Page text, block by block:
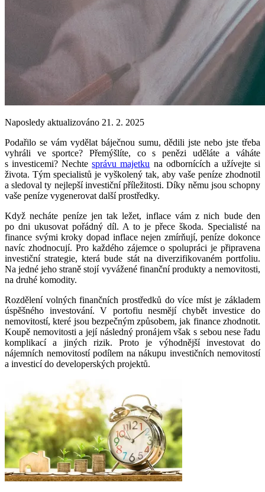
Naposledy aktualizováno 21. 2. 2025
Podařilo se vám vydělat báječnou sumu, dědili jste nebo jste třeba
vyhráli ve sportce? Přemýšlíte, co s penězi uděláte a váháte
s investicemi? Nechtesprávu majetku na odbornících a užívejte si
života. Tým specialistů je vyškolený tak, aby vaše peníze zhodnotil
a sledoval ty nejlepší investiční příležitosti. Díky němu jsou schopny
vaše peníze vygenerovat další prostředky.
Když necháte peníze jen tak ležet, inflace vám z nich bude den
po dni ukusovat pořádný díl. A to je přece škoda. Specialisté na
finance svými kroky dopad inflace nejen zmírňují, peníze dokonce
navíc zhodnocují. Pro každého zájemce o spolupráci je připravena
investiční strategie, která bude stát na diverzifikovaném portfoliu.
Na jedné jeho straně stojí vyvážené finanční produkty a nemovitosti,
na druhé komodity.
Rozdělení volných finančních prostředků do více míst je základem
úspěšného investování. V portofiu nesmějí chybět investice do
nemovitostí, které jsou bezpečným způsobem, jak finance zhodnotit.
Koupě nemovitosti a její následný pronájem však s sebou nese řadu
komplikací a jiných rizik. Proto je výhodnější investovat do
nájemních nemovitostí podílem na nákupu investičních nemovitostí
a investicí do developerských projektů.